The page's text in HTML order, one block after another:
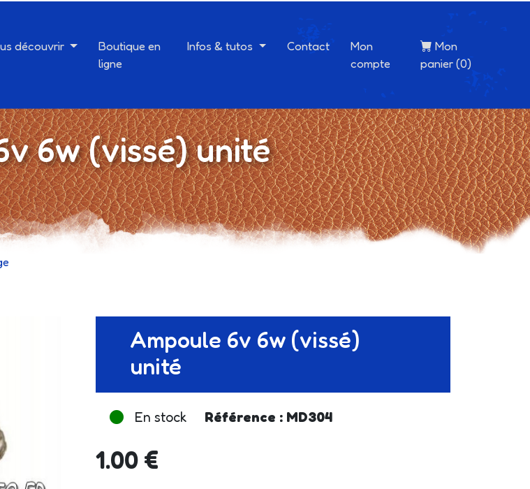
découvrir
Boutique en
ligne
Infos & tutos Contact
Mon
compte
Mon
panier (0)
6w (vissé) unité
Ampoule 6v 6w (vissé)
unité
En stock Référence : MD304
1.00 €